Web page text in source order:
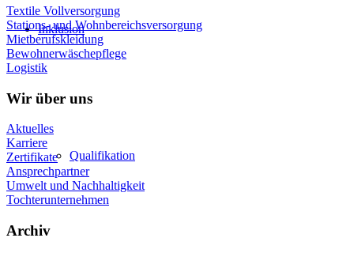
Inklusion
Qualifikation
Textile Vollversorgung
Stations- und Wohnbereichsversorgung
Mietberufskleidung
Bewohnerwäschepflege
Logistik
Wir über uns
Aktuelles
Karriere
Zertifikate
Ansprechpartner
Umwelt und Nachhaltigkeit
Tochterunternehmen
Archiv